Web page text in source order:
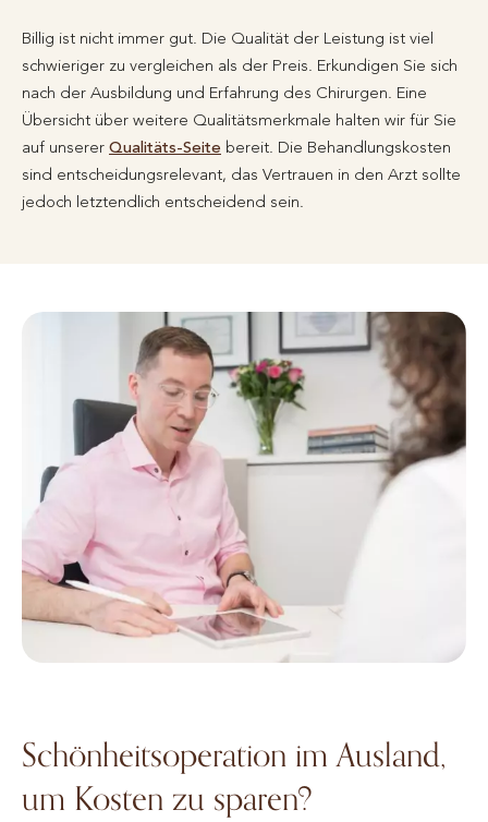
Billig ist nicht immer gut. Die Qualität der Leistung ist viel
schwieriger zu vergleichen als der Preis. Erkundigen Sie sich
nach der Ausbildung und Erfahrung des Chirurgen. Eine
Übersicht über weitere Qualitätsmerkmale halten wir für Sie
auf unserer Qualitäts-Seite bereit. Die Behandlungskosten
sind entscheidungsrelevant, das Vertrauen in den Arzt sollte
jedoch letztendlich entscheidend sein.
Schönheitsoperation im Ausland,
um Kosten zu sparen?